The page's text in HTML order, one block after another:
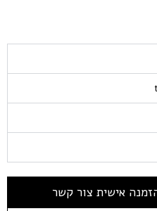
אישית צור קשר